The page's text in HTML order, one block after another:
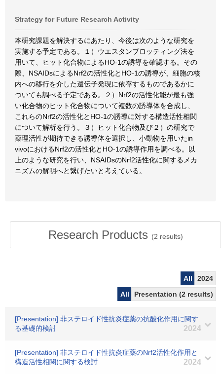
Strategy for Future Research Activity
本研究課題を解決するにあたり、今後は次のような研究を
実施する予定である。１）ウエスタンブロッティング法を
用いて、ヒット化合物によるHO-1の誘導を確認する。その
際、NSAIDsによるNrf2の活性化とHO-1の誘導が、細胞の核
内への移行を介した遺伝子発現に依存するものであるかに
ついても調べる予定である。２）Nrf2の活性化能が最も強
い化合物のヒット化合物について複数の誘導体を合成し、
これらのNrf2の活性化とHO-1の誘導に対する構造活性相関
について解析を行う。３）ヒット化合物及び２）の研究で
薬理活性が期待できる誘導体を選択し、小動物を用いたin
vivoにおけるNrf2の活性化とHO-1の誘導作用を調べる。以
上のような研究を行い、NSAIDsのNrf2活性化に関するメカ
ニズムの解明へと繋げたいと考えている。
Research Products (2 results)
All
2024
All
Presentation (2 results)
[Presentation] 非ステロイド性抗炎症薬の抗酸化作用に関す
る基礎的検討
2024
[Presentation] 非ステロイド性抗炎症薬のNrf2活性化作用と
構造活性相関に関する検討
2024